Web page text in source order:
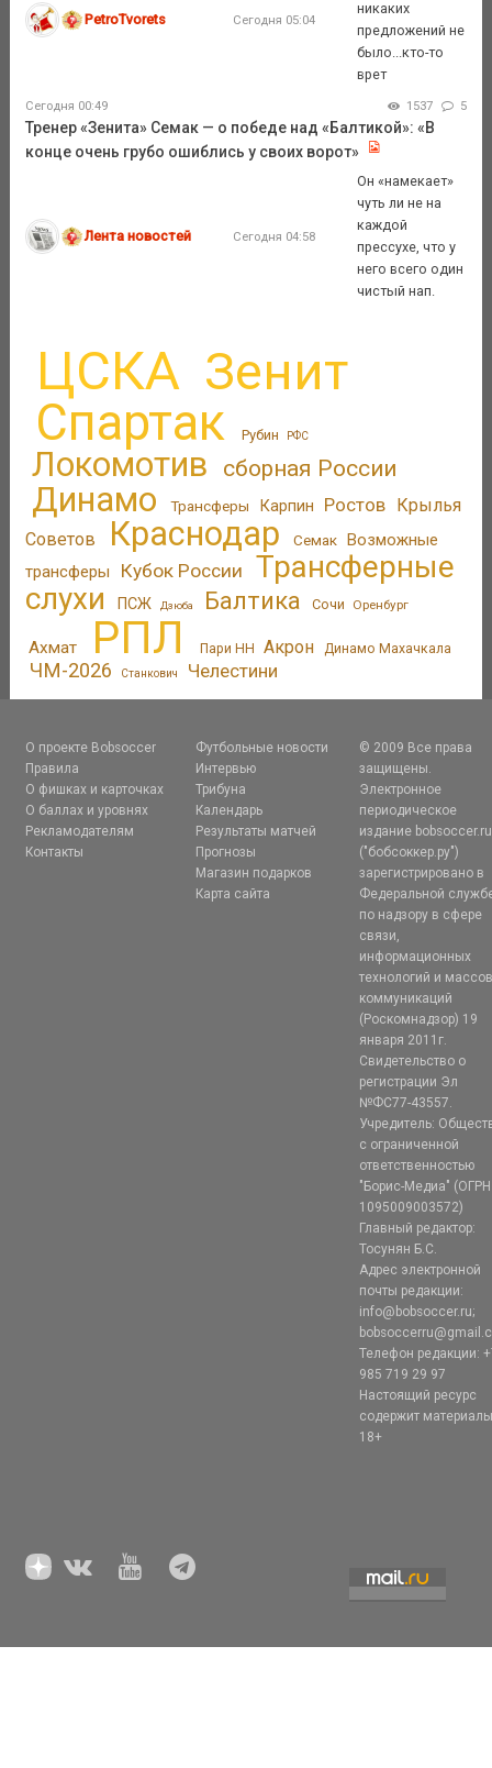
PetroTvorets Сегодня 05:04
никаких
предложений не
было...кто-то
врет
Сегодня 00:49 1537 5
Тренер «Зенита» Семак — о победе над «Балтикой»: «В
конце очень грубо ошиблись у своих ворот»
Лента новостей Сегодня 04:58
Он «намекает»
чуть ли не на
каждой
прессухе, что у
него всего один
чистый нап.
ЦСКА Зенит
Спартак Рубин РФС
Локомотив сборная России
Динамо Трансферы Карпин Ростов Крылья
Советов
Краснодар Семак Возможные
трансферы
Кубок России
Трансферные
слухи
ПСЖ Дзюба Балтика Сочи Оренбург
Ахмат РПЛ Пари НН Акрон Динамо Махачкала
ЧМ-2026 Станкович Челестини
О проекте Bobsoccer
Правила
О фишках и карточках
О баллах и уровнях
Рекламодателям
Контакты
Футбольные новости
Интервью
Трибуна
Календарь
Результаты матчей
Прогнозы
Магазин подарков
Карта сайта
© 2009 Все права
защищены.
Электронное
периодическое
издание bobsoccer.ru
("бобсоккер.ру")
зарегистрировано в
Федеральной
по надзору в сфере
связи,
информационных
технологий и
коммуникаций
(Роскомнадзор) 19
января 2011г.
Свидетельство о
регистрации Эл
№ФС77-43557.
Учредитель:
с ограниченной
ответственностью
"Борис-Медиа" (ОГРН
1095009003572)
Главный редактор:
Тосунян Б.С.
Адрес электронной
почты редакции:
info@bobsoccer.ru;
Телефон редакции:
985 719 29 97
Настоящий ресурс
содержит
18+